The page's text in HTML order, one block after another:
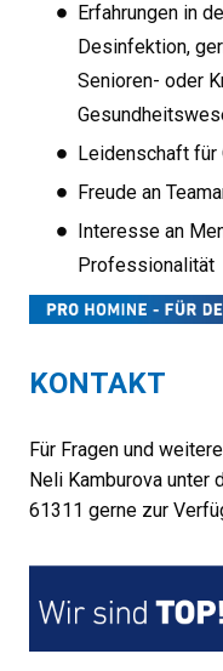
Erfahrungen in
Desinfektion,
Senioren- oder
Leidenschaft für
Freude an
Interesse an
Professionalität
KONTAKT
Für Fragen und
Neli Kamburova unter
61311 gerne zur